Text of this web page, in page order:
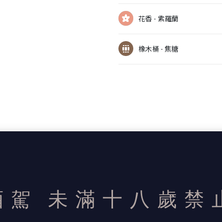
花香 - 紫羅蘭
橡木桶 - 焦糖
未滿十八歲禁